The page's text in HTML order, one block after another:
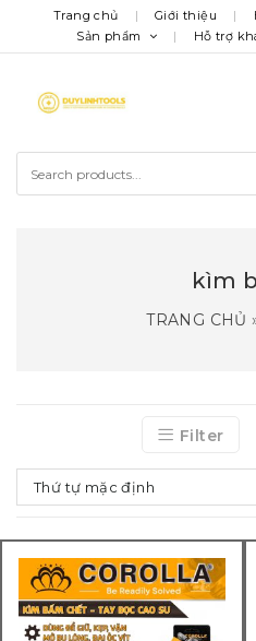
Trang chủ Giới thiệu
Sản phẩm
Hỗ trợ
kìm
TRANG CHỦ
Filter
Thứ tự mặc định